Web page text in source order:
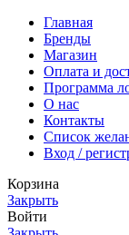
Главная
Бренды
Магазин
Оплата и
Программа
О нас
Контакты
Список
Вход /
Корзина
Закрыть
Войти